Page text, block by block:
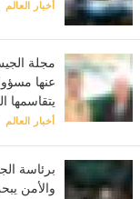
أخبار العالم
مجلة
عنها
يتقاسمها
أخبار العالم
برئاسة
والأمن